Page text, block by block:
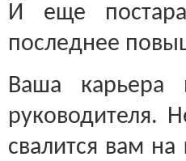
И еще
последнее
Ваша
руководителя.
свалится вам